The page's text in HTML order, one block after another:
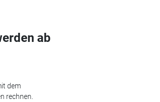
ab
dem
rechnen.